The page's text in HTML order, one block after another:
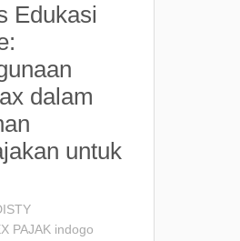
Edukasi
dalam
untuk
PAJAK indogo